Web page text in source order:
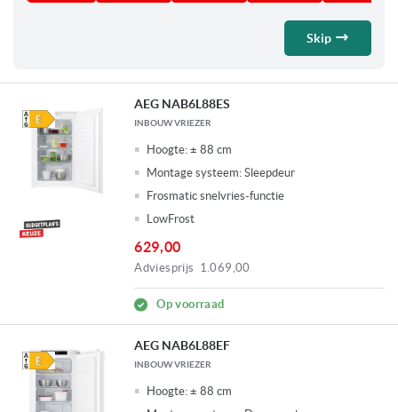
Skip
AEG NAB6L88ES
INBOUW VRIEZER
Hoogte: ± 88 cm
Montage systeem: Sleepdeur
Frosmatic snelvries-functie
LowFrost
629,00
Adviesprijs 1.069,00
Op voorraad
AEG NAB6L88EF
INBOUW VRIEZER
Hoogte: ± 88 cm